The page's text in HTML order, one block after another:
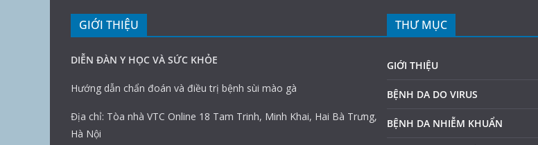
GIỚI THIỆU
DIỄN ĐÀN Y HỌC VÀ SỨC KHỎE
Hướng dẫn chẩn đoán và điều trị bệnh sùi mào gà
Địa chỉ: Tòa nhà VTC Online 18 Tam Trinh, Minh Khai, Hai Bà Trưng,
Hà Nội
THƯ MỤC
GIỚI THIỆU
BỆNH DA DO VIRUS
BỆNH DA NHIỄM KHUẨN